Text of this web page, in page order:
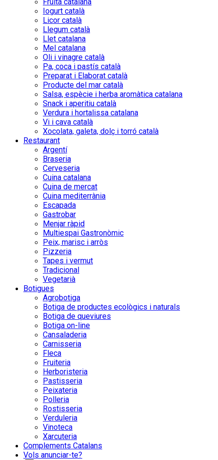
Iogurt català
Licor català
Llegum català
Llet catalana
Mel catalana
Oli i vinagre català
Pa, coca i pastís català
Preparat i Elaborat català
Producte del mar català
Salsa, espècie i herba aromàtica catalana
Snack i aperitiu català
Verdura i hortalissa catalana
Vi i cava català
Xocolata, galeta, dolç i torró català
Restaurant
Argentí
Braseria
Cerveseria
Cuina catalana
Cuina de mercat
Cuina mediterrània
Escapada
Gastrobar
Menjar ràpid
Multiespai Gastronòmic
Peix, marisc i arròs
Pizzeria
Tapes i vermut
Tradicional
Vegetarià
Botigues
Agrobotiga
Botiga de productes ecològics i naturals
Botiga de queviures
Botiga on-line
Cansaladeria
Carnisseria
Fleca
Fruiteria
Herboristeria
Pastisseria
Peixateria
Polleria
Rostisseria
Verduleria
Vinoteca
Xarcuteria
Complements Catalans
Vols anunciar-te?